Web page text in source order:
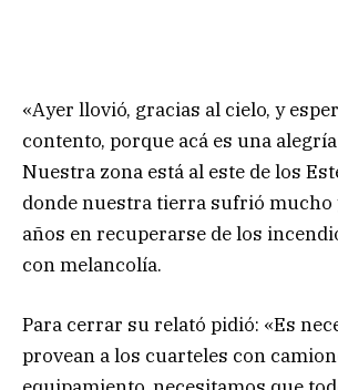
«Ayer llovió, gracias al cielo, y
contento, porque acá es una
Nuestra zona está al este de los
donde nuestra tierra sufrió mucho
años en recuperarse de los
con melancolía.
Para cerrar su relató pidió: «Es
provean a los cuarteles con